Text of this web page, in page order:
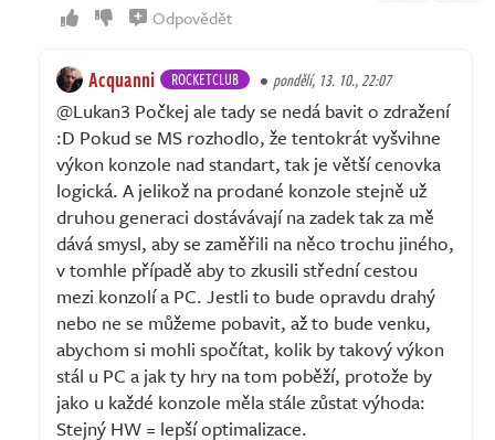
Odpovědět
Acquanni ROCKETCLUB pondělí, 13. 10., 22:07
@Lukan3 Počkej ale tady se nedá bavit o zdražení
:D Pokud se MS rozhodlo, že tentokrát vyšvihne
výkon konzole nad standart, tak je větší cenovka
logická. A jelikož na prodané konzole stejně už
druhou generaci dostávávají na zadek tak za mě
dává smysl, aby se zaměřili na něco trochu jiného,
v tomhle případě aby to zkusili střední cestou
mezi konzolí a PC. Jestli to bude opravdu drahý
nebo ne se můžeme pobavit, až to bude venku,
abychom si mohli spočítat, kolik by takový výkon
stál u PC a jak ty hry na tom poběží, protože by
jako u každé konzole měla stále zůstat výhoda:
Stejný HW = lepší optimalizace.